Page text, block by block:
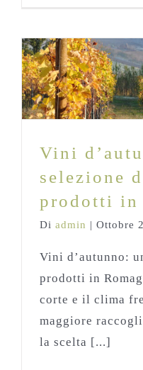
Vini
Vini
selezione
prodotti in
Di admin | Ottobre
Vini d’autunno:
prodotti in
corte e il clima
maggiore
la scelta [...]